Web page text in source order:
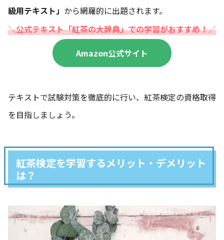
級用テキスト」 から網羅的に出題されます。
＼公式テキスト「紅茶の大辞典」での学習がおすすめ！／
Amazon公式サイト
テキストで試験対策を徹底的に行い、紅茶検定の資格取得
を目指しましょう。
紅茶検定を学習するメリット・デメリット
は？